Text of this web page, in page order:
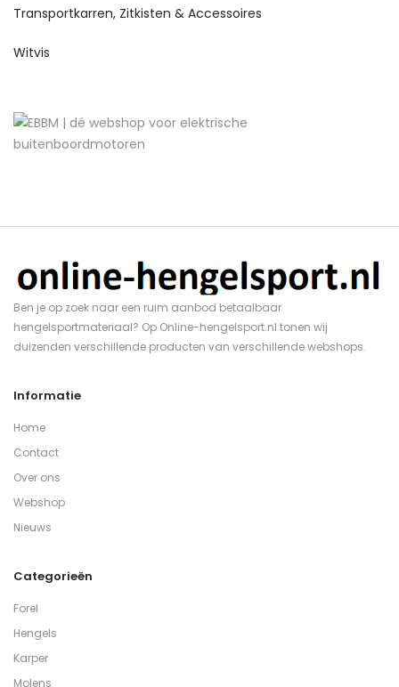
Transportkarren, Zitkisten & Accessoires
Witvis
Ben je op zoek naar een ruim aanbod betaalbaar
hengelsportmateriaal? Op Online-hengelsport.nl tonen wij
duizenden verschillende producten van verschillende webshops.
Informatie
Home
Contact
Over ons
Webshop
Nieuws
Categorieën
Forel
Hengels
Karper
Molens